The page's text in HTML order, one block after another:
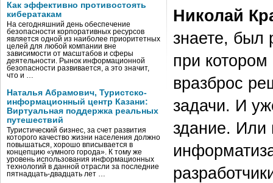
Как эффективно противостоять
кибератакам
На сегодняшний день обеспечение
безопасности корпоративных ресурсов
является одной из наиболее приоритетных
целей для любой компании вне
зависимости от масштабов и сферы
деятельности. Рынок информационной
безопасности развивается, а это значит,
что и …
Наталья Абрамович, Туристско-
информационный центр Казани:
Виртуальная поддержка реальных
путешествий
Туристический бизнес, за счет развития
которого качество жизни населения должно
повышаться, хорошо вписывается в
концепцию «умного города». К тому же
уровень использования информационных
технологий в данной отрасли за последние
пятнадцать-двадцать лет …
Николай
знаете, был
при котором
вразброс
задачи. И
здание. Или